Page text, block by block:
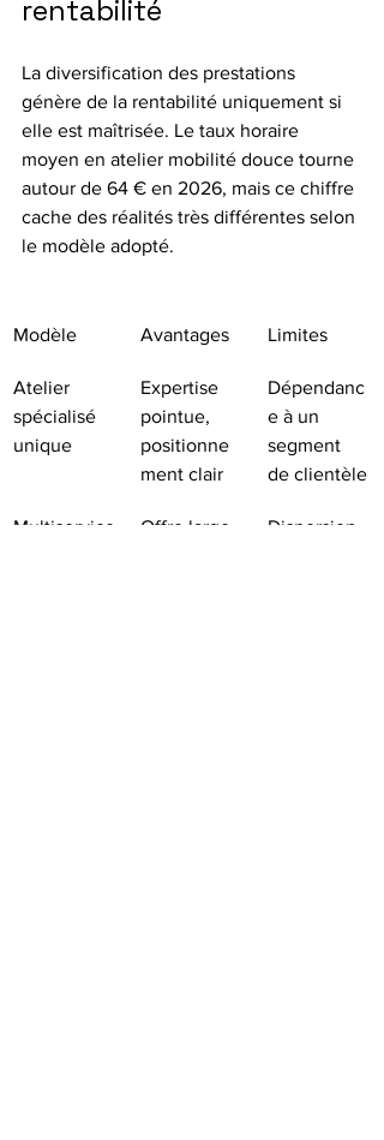
rentabilité
La diversification des prestations
génère de la rentabilité uniquement si
elle est maîtrisée. Le taux horaire
moyen en atelier mobilité douce tourne
autour de 64 € en 2026, mais ce chiffre
cache des réalités très différentes selon
le modèle adopté.
Modèle Avantages Limites
Atelier
spécialisé
unique
Expertise
pointue,
positionne
ment clair
Dépendanc
e à un
segment
de clientèle
Multiservice
Offre large,
Dispersion,